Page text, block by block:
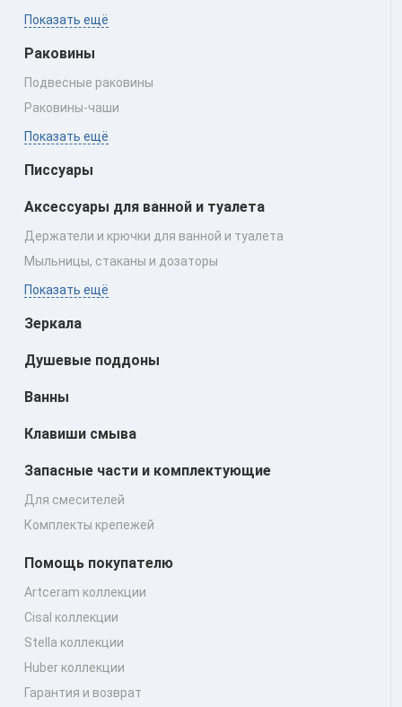
Показать ещё
Раковины
Подвесные раковины
Раковины‑чаши
Показать ещё
Писсуары
Аксессуары для ванной и туалета
Держатели и крючки для ванной и туалета
Мыльницы, стаканы и дозаторы
Показать ещё
Зеркала
Душевые поддоны
Ванны
Клавиши смыва
Запасные части и комплектующие
Для смесителей
Комплекты крепежей
Помощь покупателю
Artceram коллекции
Cisal коллекции
Stella коллекции
Huber коллекции
Гарантия и возврат